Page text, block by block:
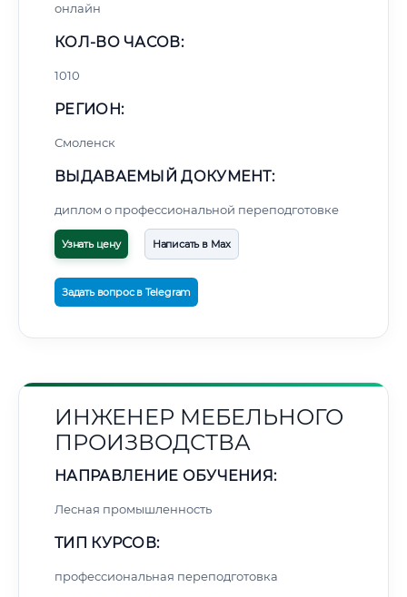
онлайн
КОЛ-ВО ЧАСОВ:
1010
РЕГИОН:
Смоленск
ВЫДАВАЕМЫЙ ДОКУМЕНТ:
диплом о профессиональной переподготовке
Узнать цену Написать в Max
Задать вопрос в Telegram
ИНЖЕНЕР МЕБЕЛЬНОГО
ПРОИЗВОДСТВА
НАПРАВЛЕНИЕ ОБУЧЕНИЯ:
Лесная промышленность
ТИП КУРСОВ:
профессиональная переподготовка